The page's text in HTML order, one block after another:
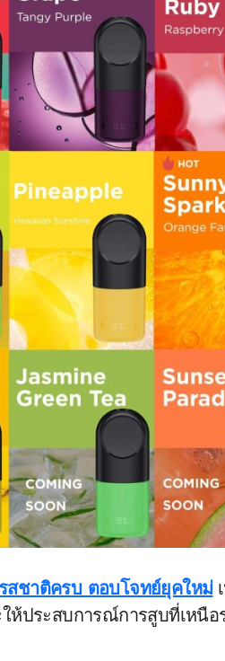
สชาติครบ ตอบโจทย์ยุคใหม่
ห้ประสบการณ์การสูบที่เหนื